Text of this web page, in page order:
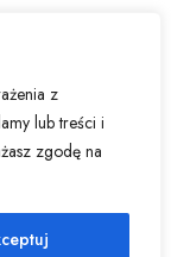
z
lub treści i
zgodę na